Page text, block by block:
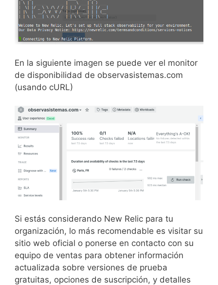
En la siguiente imagen se puede ver el monitor
de disponibilidad de observasistemas.com
(usando cURL)
Si estás considerando New Relic para tu
organización, lo más recomendable es visitar su
sitio web oficial o ponerse en contacto con su
equipo de ventas para obtener información
actualizada sobre versiones de prueba
gratuitas, opciones de suscripción, y detalles